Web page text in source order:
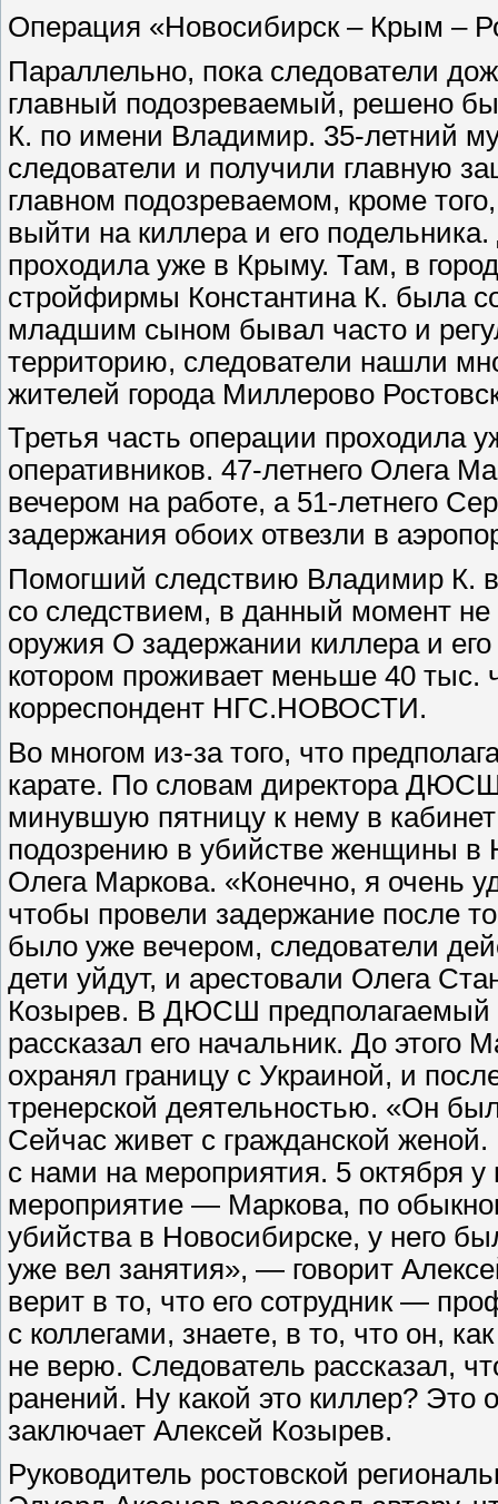
Операция «Новосибирск – Крым –
Параллельно, пока следователи
главный подозреваемый, решено
К. по имени Владимир. 35-летний
следователи и получили главную
главном подозреваемом, кроме
выйти на киллера и его
проходила уже в Крыму. Там, в
стройфирмы Константина К. была
младшим сыном бывал часто и
территорию, следователи нашли
жителей города Миллерово
Третья часть операции проходила
оперативников. 47-летнего Олега
вечером на работе, а 51-летнего
задержания обоих отвезли в
Помогший следствию Владимир К. в
со следствием, в данный момент
оружия О задержании киллера и
котором проживает меньше 40 тыс.
корреспондент НГС.НОВОСТИ.
Во многом из-за того, что
карате. По словам директора
минувшую пятницу к нему в
подозрению в убийстве женщины в
Олега Маркова. «Конечно, я очень
чтобы провели задержание после
было уже вечером, следователи
дети уйдут, и арестовали Олега
Козырев. В ДЮСШ предполагаемый
рассказал его начальник. До
охранял границу с Украиной, и
тренерской деятельностью. «Он
Сейчас живет с гражданской
с нами на мероприятия. 5 октября
мероприятие — Маркова, по
убийства в Новосибирске, у него
уже вел занятия», — говорит
верит в то, что его сотрудник —
с коллегами, знаете, в то, что он,
не верю. Следователь рассказал,
ранений. Ну какой это киллер?
заключает Алексей Козырев.
Руководитель ростовской